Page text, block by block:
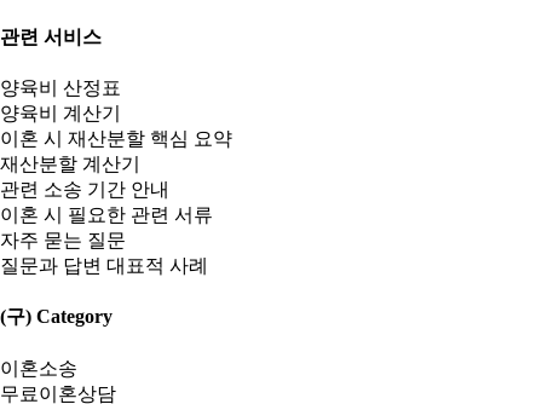
관련 서비스
양육비 산정표
양육비 계산기
이혼 시 재산분할 핵심 요약
재산분할 계산기
관련 소송 기간 안내
이혼 시 필요한 관련 서류
자주 묻는 질문
질문과 답변 대표적 사례
(구) Category
이혼소송
무료이혼상담